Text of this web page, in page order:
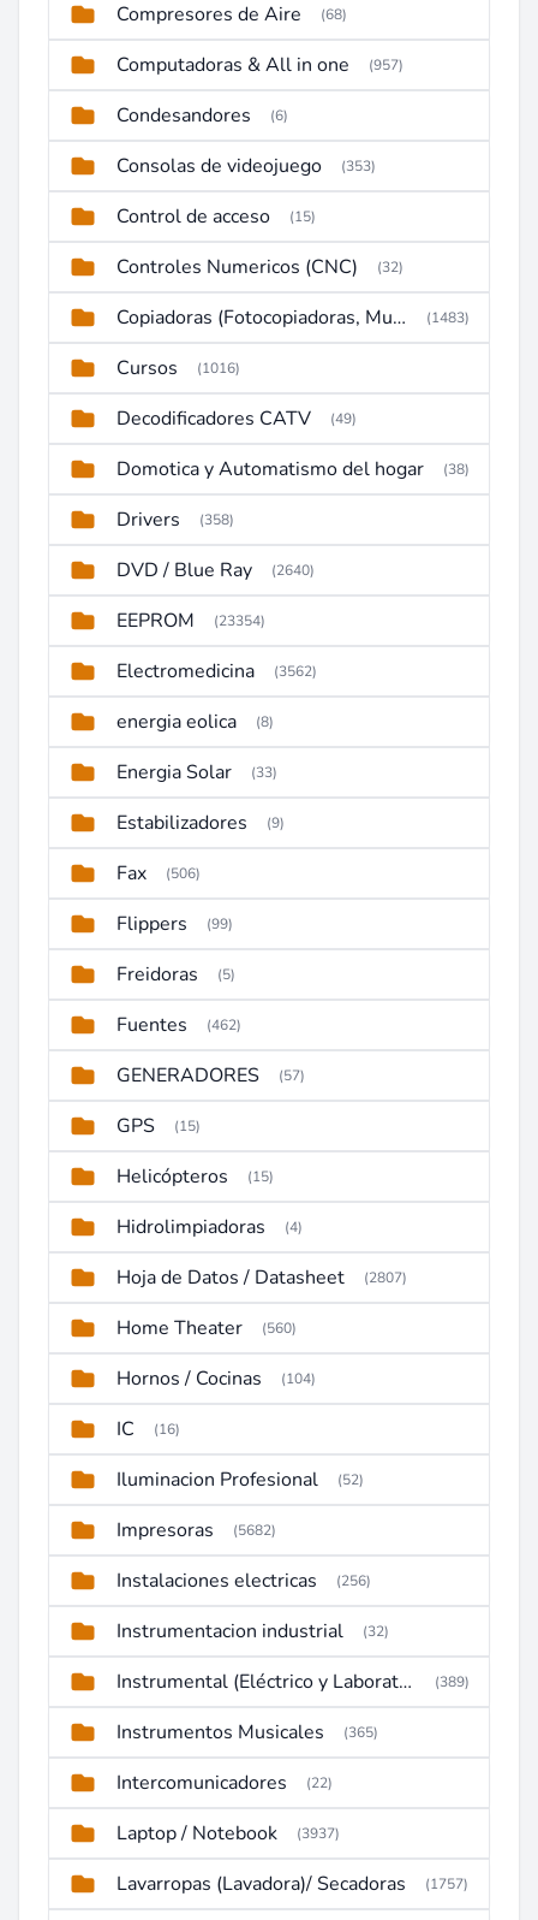
Compresores de Aire (68)
Computadoras & All in one (957)
Condesandores (6)
Consolas de videojuego (353)
Control de acceso (15)
Controles Numericos (CNC) (32)
Copiadoras (Fotocopiadoras, Multifunctions, Ploter, etc) (1483)
Cursos (1016)
Decodificadores CATV (49)
Domotica y Automatismo del hogar (38)
Drivers (358)
DVD / Blue Ray (2640)
EEPROM (23354)
Electromedicina (3562)
energia eolica (8)
Energia Solar (33)
Estabilizadores (9)
Fax (506)
Flippers (99)
Freidoras (5)
Fuentes (462)
GENERADORES (57)
GPS (15)
Helicópteros (15)
Hidrolimpiadoras (4)
Hoja de Datos / Datasheet (2807)
Home Theater (560)
Hornos / Cocinas (104)
IC (16)
Iluminacion Profesional (52)
Impresoras (5682)
Instalaciones electricas (256)
Instrumentacion industrial (32)
Instrumental (Eléctrico y Laboratorio) (389)
Instrumentos Musicales (365)
Intercomunicadores (22)
Laptop / Notebook (3937)
Lavarropas (Lavadora)/ Secadoras (1757)